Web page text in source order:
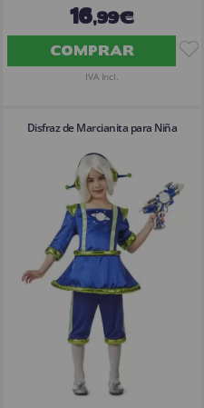
16,99€
COMPRAR
IVA Incl.
Disfraz de Marcianita para Niña